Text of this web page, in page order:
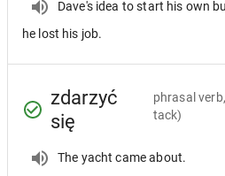
Dave's idea to start his own
he lost his job.
zdarzyć
się
phrasal
tack)
The yacht came about.